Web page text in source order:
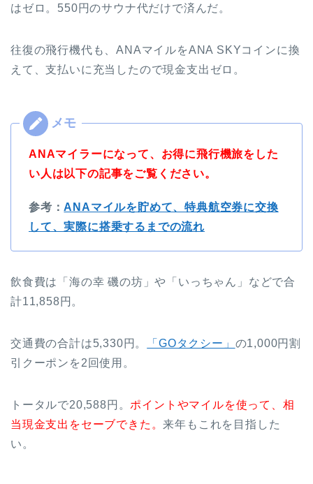
はゼロ。550円のサウナ代だけで済んだ。
往復の飛行機代も、ANAマイルをANA SKYコインに換
えて、支払いに充当したので現金支出ゼロ。
ANAマイラーになって、お得に飛行機旅をした
い人は以下の記事をご覧ください。
参考： ANAマイルを貯めて、特典航空券に交換
して、実際に搭乗するまでの流れ
飲食費は「海の幸 磯の坊」や「いっちゃん」などで合
計11,858円。
交通費の合計は5,330円。 「GOタクシー」 の1,000円割
引クーポンを2回使用。
トータルで20,588円。 ポイントやマイルを使って、相
当現金支出をセーブできた。来年もこれを目指した
い。